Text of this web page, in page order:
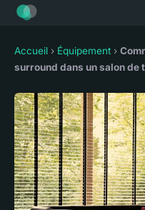
Accueil › Équipement ›
surround dans un salon de